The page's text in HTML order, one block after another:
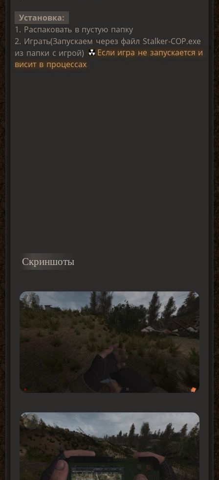
Установка:
1. Распаковать в пустую папку
2. Играть(Запускаем через файл Stalker-COP.exe
из папки с игрой)
Если игра не запускается и
висит в процессах
Скриншоты